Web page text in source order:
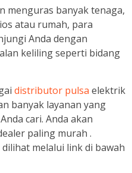
menguras banyak tenaga,
atau rumah, para
Anda dengan
keliling seperti bidang
distributor pulsa elektrik
banyak layanan yang
cari. Anda akan
paling murah .
melalui link di bawah